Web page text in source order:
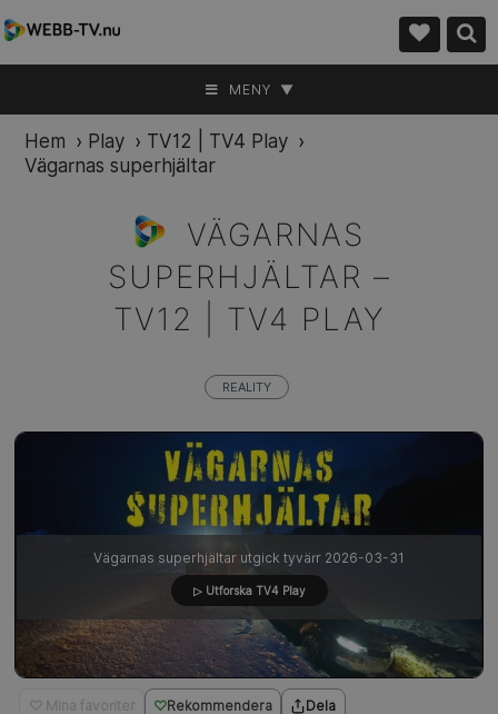
MENY ▼
Hem › Play › TV12 | TV4 Play ›
Vägarnas superhjältar
VÄGARNAS
SUPERHJÄLTAR –
TV12 | TV4 PLAY
♡ Mina favoriter Rekommendera Dela
Vägarnas superhjältar utgick tyvärr 2026-03-31
▷ Utforska TV4 Play
REALITY